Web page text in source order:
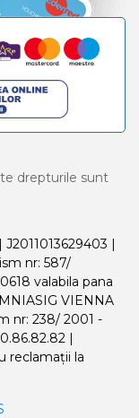
drepturile sunt
|
nr: 587/
valabila pana
VIENNA
nr: 238/ 2001 -
|
reclamații la